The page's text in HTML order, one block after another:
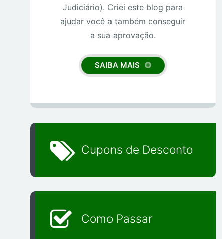
Judiciário). Criei este blog para
ajudar você a também conseguir
a sua aprovação.
SAIBA MAIS
Cupons de Desconto
Como Passar